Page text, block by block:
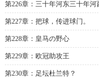
第226章：三十年河东三十年河
第227章：把球，传进球门。
第228章：皇马の野心
第229章：欧冠助攻王
第230章：足坛杜兰特？